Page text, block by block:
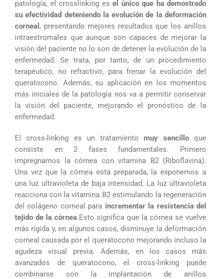
patología, el crosslinking es el único que ha demostrado
su efectividad deteniendo la evolución de la deformación
corneal , presentando mejores resultados que los anillos
intraestromales que aunque son capaces de mejorar la
visión del paciente no lo son de detener la evolución de la
enfermedad. Se trata, por tanto, de un procedimiento
terapéutico, no refractivo, para frenar la evolución del
queratocono. Además, su aplicación en los momentos
más iniciales de la patología nos va a permitir conservar
la visión del paciente, mejorando el pronóstico de la
enfermedad.
El cross-linking es un tratamientomuy sencilloque
consiste en 2 fases fundamentales. Primero
impregnamos la córnea con vitamina B2 (Riboflavina).
Una vez que la córnea está preparada, la exponemos a
una luz ultravioleta de baja intensidad. La luz ultravioleta
reacciona con la vitamina B2 estimulando la regeneración
del colágeno corneal para incrementar la resistencia del
tejido de la córnea.Esto significa que la córnea se vuelve
más rígida y, en algunos casos, disminuye la deformación
corneal causada por el queratocono mejorando incluso la
agudeza visual previa. Además, en los casos más
avanzados de queratocono, el cross-linking puede
combinarse con la implantación de anillos